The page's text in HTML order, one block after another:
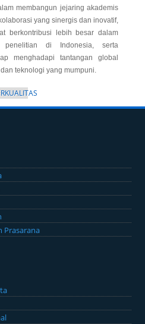
membangun jejaring akademis
yang sinergis dan inovatif,
berkontribusi lebih besar dalam
penelitian di Indonesia, serta
menghadapi tantangan global
teknologi yang mumpuni.
Prasarana